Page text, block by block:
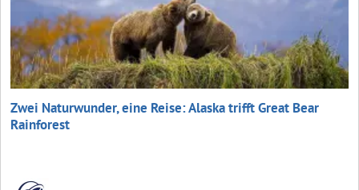
Zwei Naturwunder, eine Reise: Alaska trifft Great Bear
Rainforest